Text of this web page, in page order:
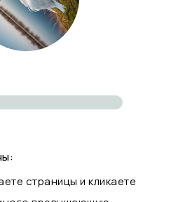
страницы и кликаете